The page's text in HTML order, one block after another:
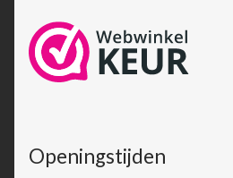
Openingstijden